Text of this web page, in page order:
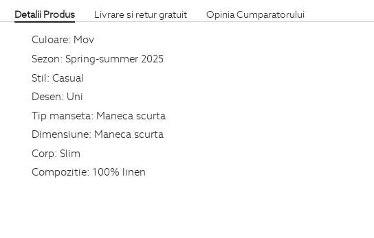
Detalii Produs Livrare si retur gratuit Opinia Cumparatorului
Culoare: Mov
Sezon: Spring-summer 2025
Stil: Casual
Desen: Uni
Tip manseta: Maneca scurta
Dimensiune: Maneca scurta
Corp: Slim
Compozitie: 100% linen